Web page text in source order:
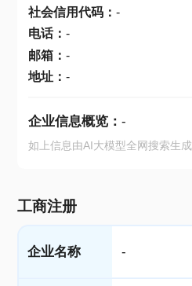
社会信用代码： -
电话： -
邮箱： -
地址： -
企业信息概览： -
如上信息由AI大模型全网搜索生
工商注册
企业名称 -